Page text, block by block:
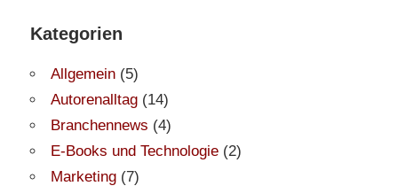
Kategorien
Allgemein (5)
Autorenalltag (14)
Branchennews (4)
E-Books und Technologie (2)
Marketing (7)